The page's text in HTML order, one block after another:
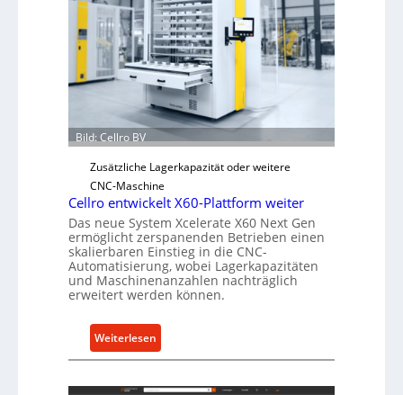
i
s
c
h
e
r
Ü
b
e
r
l
a
s
t
s
c
t
f
Bild: Cellro BV
Zusätzliche Lagerkapazität oder weitere
CNC-Maschine
Cellro entwickelt X60-Plattform weiter
Das neue System Xcelerate X60 Next Gen
ermöglicht zerspanenden Betrieben einen
skalierbaren Einstieg in die CNC-
Automatisierung, wobei Lagerkapazitäten
und Maschinenanzahlen nachträglich
erweitert werden können.
Weiterlesen:
C